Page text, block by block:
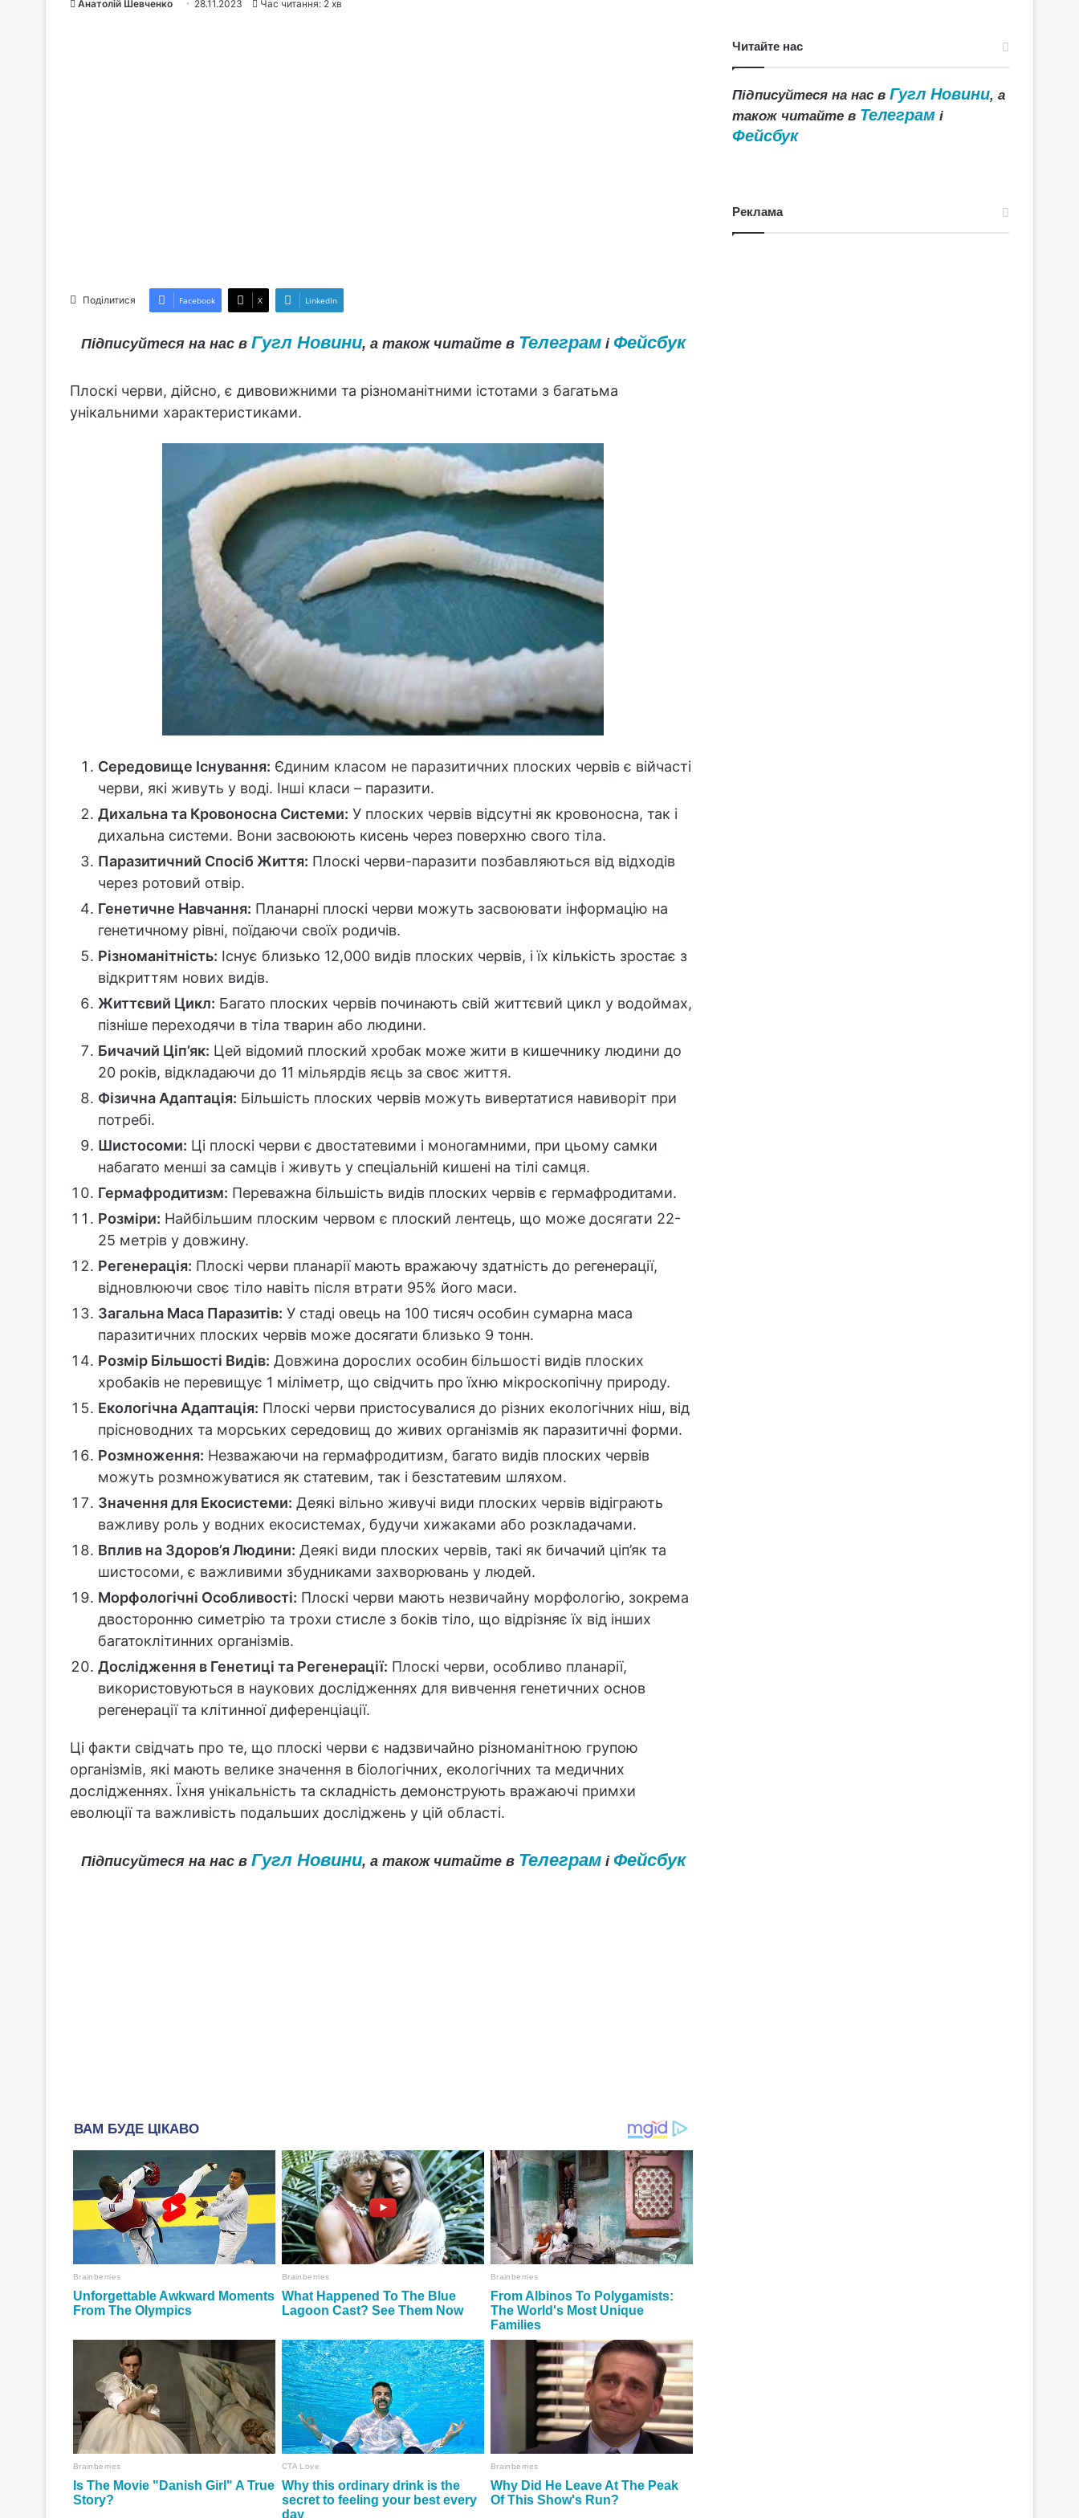
Анатолій Шевченко 28.11.2023 Час читання: 2 хв
Поділитися Facebook X LinkedIn
Підписуйтеся на нас в Гугл Новини, а також читайте в Телеграмі Фейсбук
Плоскі черви, дійсно, є дивовижними та різноманітними істотами з багатьма
унікальними характеристиками.
Середовище Існування: Єдиним класом не паразитичних плоских червів є війчасті
черви, які живуть у воді. Інші класи – паразити.
Дихальна та Кровоносна Системи: У плоских червів відсутні як кровоносна, так і
дихальна системи. Вони засвоюють кисень через поверхню свого тіла.
Паразитичний Спосіб Життя: Плоскі черви-паразити позбавляються від відходів
через ротовий отвір.
Генетичне Навчання: Планарні плоскі черви можуть засвоювати інформацію на
генетичному рівні, поїдаючи своїх родичів.
Різноманітність: Існує близько 12,000 видів плоских червів, і їх кількість зростає з
відкриттям нових видів.
Життєвий Цикл: Багато плоских червів починають свій життєвий цикл у водоймах,
пізніше переходячи в тіла тварин або людини.
Бичачий Ціп’як: Цей відомий плоский хробак може жити в кишечнику людини до
20 років, відкладаючи до 11 мільярдів яєць за своє життя.
Фізична Адаптація: Більшість плоских червів можуть вивертатися навиворіт при
потребі.
Шистосоми: Ці плоскі черви є двостатевими і моногамними, при цьому самки
набагато менші за самців і живуть у спеціальній кишені на тілі самця.
Гермафродитизм: Переважна більшість видів плоских червів є гермафродитами.
Розміри: Найбільшим плоским червом є плоский лентець, що може досягати 22-
25 метрів у довжину.
Регенерація: Плоскі черви планарії мають вражаючу здатність до регенерації,
відновлюючи своє тіло навіть після втрати 95% його маси.
Загальна Маса Паразитів: У стаді овець на 100 тисяч особин сумарна маса
паразитичних плоских червів може досягати близько 9 тонн.
Розмір Більшості Видів: Довжина дорослих особин більшості видів плоских
хробаків не перевищує 1 міліметр, що свідчить про їхню мікроскопічну природу.
Екологічна Адаптація: Плоскі черви пристосувалися до різних екологічних ніш, від
прісноводних та морських середовищ до живих організмів як паразитичні форми.
Розмноження: Незважаючи на гермафродитизм, багато видів плоских червів
можуть розмножуватися як статевим, так і безстатевим шляхом.
Значення для Екосистеми: Деякі вільно живучі види плоских червів відіграють
важливу роль у водних екосистемах, будучи хижаками або розкладачами.
Вплив на Здоров’я Людини: Деякі види плоских червів, такі як бичачий ціп’як та
шистосоми, є важливими збудниками захворювань у людей.
Морфологічні Особливості: Плоскі черви мають незвичайну морфологію, зокрема
двосторонню симетрію та трохи стисле з боків тіло, що відрізняє їх від інших
багатоклітинних організмів.
Дослідження в Генетиці та Регенерації: Плоскі черви, особливо планарії,
використовуються в наукових дослідженнях для вивчення генетичних основ
регенерації та клітинної диференціації.
Ці факти свідчать про те, що плоскі черви є надзвичайно різноманітною групою
організмів, які мають велике значення в біологічних, екологічних та медичних
дослідженнях. Їхня унікальність та складність демонструють вражаючі примхи
еволюції та важливість подальших досліджень у цій області.
Підписуйтеся на нас в Гугл Новини, а також читайте в Телеграмі Фейсбук
Читайте нас
Підписуйтеся на нас вГугл Новини, а
також читайте в Телеграм і
Фейсбук
Реклама